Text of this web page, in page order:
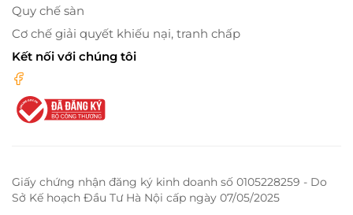
Quy chế sàn
Cơ chế giải quyết khiếu nại, tranh chấp
Kết nối với chúng tôi
Giấy chứng nhận đăng ký kinh doanh số 0105228259 - Do
Sở Kế hoạch Đầu Tư Hà Nội cấp ngày 07/05/2025